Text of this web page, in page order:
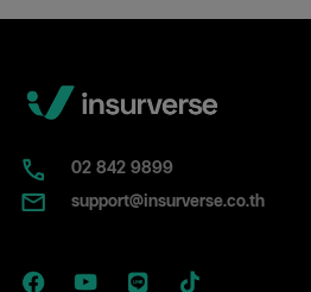
02​ 842 9899
support@insurverse.co.th